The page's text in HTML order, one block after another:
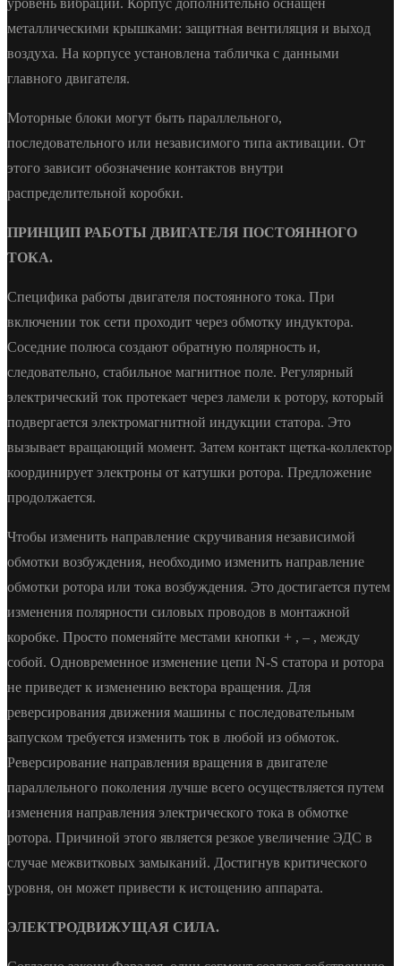
уровень вибрации. Корпус дополнительно оснащен
металлическими крышками: защитная вентиляция и выход
воздуха. На корпусе установлена табличка с данными
главного двигателя.
Моторные блоки могут быть параллельного,
последовательного или независимого типа активации. От
этого зависит обозначение контактов внутри
распределительной коробки.
ПРИНЦИП РАБОТЫ ДВИГАТЕЛЯ ПОСТОЯННОГО
ТОКА.
Специфика работы двигателя постоянного тока. При
включении ток сети проходит через обмотку индуктора.
Соседние полюса создают обратную полярность и,
следовательно, стабильное магнитное поле. Регулярный
электрический ток протекает через ламели к ротору, который
подвергается электромагнитной индукции статора. Это
вызывает вращающий момент. Затем контакт щетка-коллектор
координирует электроны от катушки ротора. Предложение
продолжается.
Чтобы изменить направление скручивания независимой
обмотки возбуждения, необходимо изменить направление
обмотки ротора или тока возбуждения. Это достигается путем
изменения полярности силовых проводов в монтажной
коробке. Просто поменяйте местами кнопки + , – , между
собой. Одновременное изменение цепи N-S статора и ротора
не приведет к изменению вектора вращения. Для
реверсирования движения машины с последовательным
запуском требуется изменить ток в любой из обмоток.
Реверсирование направления вращения в двигателе
параллельного поколения лучше всего осуществляется путем
изменения направления электрического тока в обмотке
ротора. Причиной этого является резкое увеличение ЭДС в
случае межвитковых замыканий. Достигнув критического
уровня, он может привести к истощению аппарата.
ЭЛЕКТРОДВИЖУЩАЯ СИЛА.